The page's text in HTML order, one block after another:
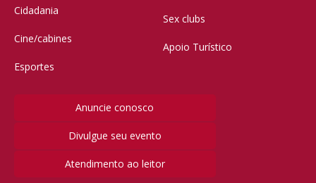
Cidadania
Cine/cabines
Esportes
Sex clubs
Apoio Turístico
Anuncie conosco
Divulgue seu evento
Atendimento ao leitor